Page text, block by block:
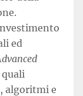
ed
quali
algoritmi e